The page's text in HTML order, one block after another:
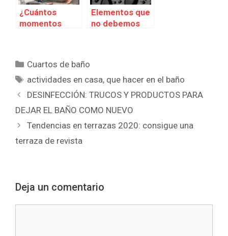
¿Cuántos
momentos
Elementos que
no debemos
Categorías
Cuartos de baño
Etiquetas
actividades en casa, que hacer en el baño
DESINFECCIÓN: TRUCOS Y PRODUCTOS PARA
DEJAR EL BAÑO COMO NUEVO
Tendencias en terrazas 2020: consigue una
terraza de revista
Deja un comentario